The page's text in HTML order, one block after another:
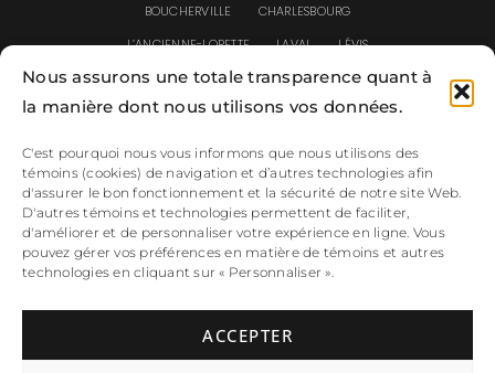
Nous assurons une totale transparence quant à
la manière dont nous utilisons vos données.
C'est pourquoi nous vous informons que nous utilisons des
témoins (cookies) de navigation et d’autres technologies afin
d'assurer le bon fonctionnement et la sécurité de notre site Web.
D'autres témoins et technologies permettent de faciliter,
d'améliorer et de personnaliser votre expérience en ligne. Vous
pouvez gérer vos préférences en matière de témoins et autres
technologies en cliquant sur « Personnaliser ».
ACCEPTER
BOUCHERVILLE
CHARLESBOURG
L’ANCIENNE-LORETTE
LAVAL
LÉVIS
LONGUEUIL
MASCOUCHE
MIRABEL
MONTRÉAL
REPENTIGNY
ROSEMÈRE
SAINT-JÉRÔME
SAINT-SAUVEUR
SAINTE-FOY
SAINTE-JULIE
TERREBONNE VARENNES